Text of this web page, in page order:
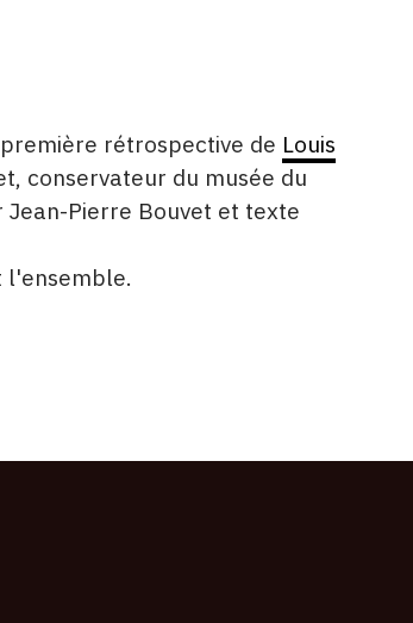
rétrospective de Louis
conservateur du musée du
Pierre Bouvet et texte
l'ensemble.